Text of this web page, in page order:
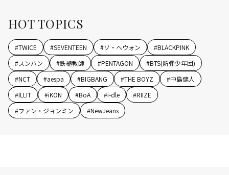
HOT TOPICS
#TWICE #SEVENTEEN #ソ・ヘウォン #BLACKPINK
#スンハン #鉄槌教師 #PENTAGON #BTS(防弾少年団)
#NCT #aespa #BIGBANG #THE BOYZ #中島健人
#ILLIT #iKON #BoA #i-dle #RIIZE
#ファン・ジョンミン #NewJeans